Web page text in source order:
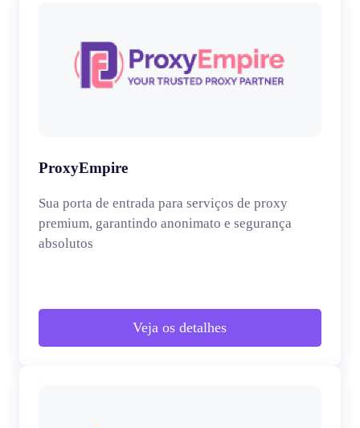
ProxyEmpire
Sua porta de entrada para serviços de proxy
premium, garantindo anonimato e segurança
absolutos
Veja os detalhes